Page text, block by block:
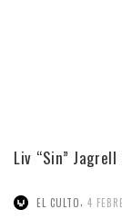
Liv “Sin”
EL CULTO 4